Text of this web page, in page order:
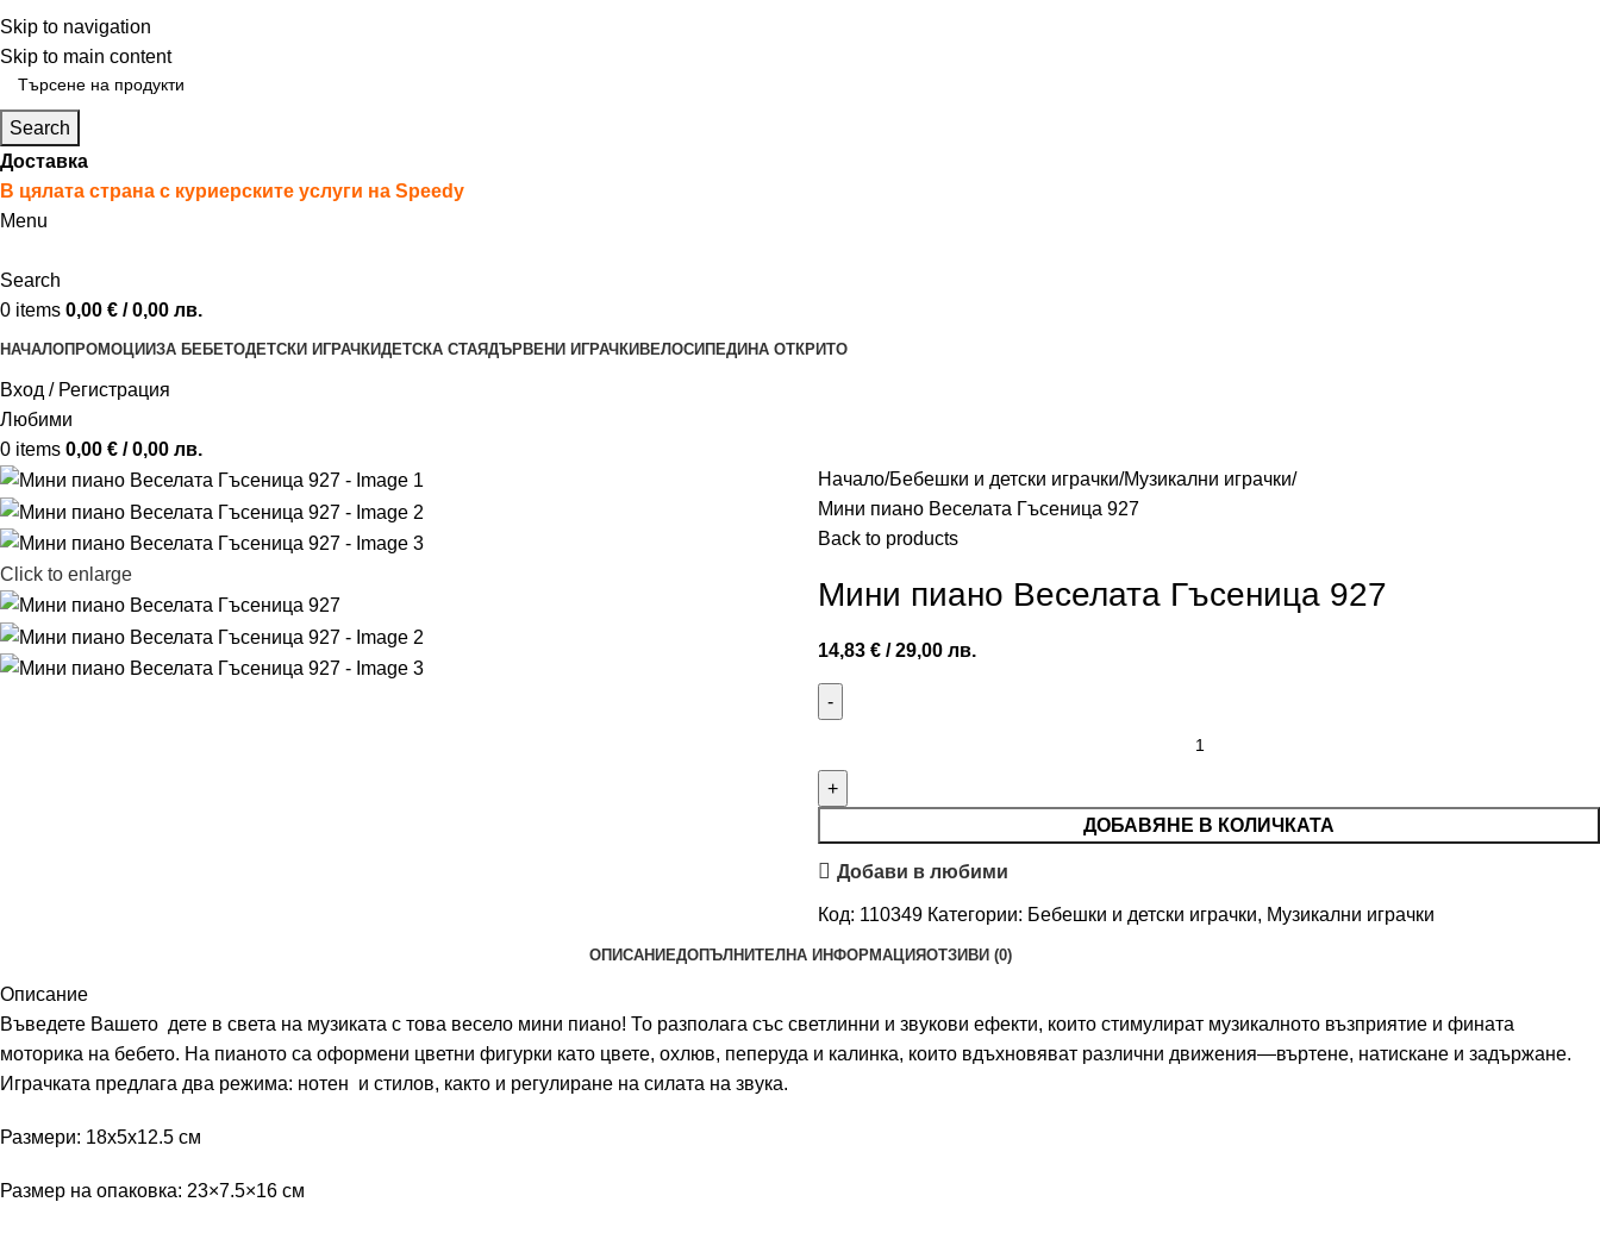
Skip to navigation
Skip to main content
ADD ANYTHING HERE OR JUST REMOVE IT…
Search
Доставка
В цялата страна с куриерските услуги на Speedy
Menu
Search
0 items 0,00 € / 0,00 лв.
НАЧАЛОПРОМОЦИИЗА БЕБЕТОДЕТСКИ ИГРАЧКИДЕТСКА СТАЯДЪРВЕНИ ИГРАЧКИ ВЕЛОСИПЕДИ НА ОТКРИТО
Вход / Регистрация
Любими
0 items 0,00 € / 0,00 лв.
Click to enlarge
Начало Бебешки и детски играчки Музикални играчки
Мини пиано Веселата Гъсеница 927
Back to products
Мини пиано Веселата Гъсеница 927
14,83 € / 29,00 лв.
ДОБАВЯНЕ В КОЛИЧКАТА
Добави в любими
Код: 110349 Категории: Бебешки и детски играчки, Музикални играчки
ОПИСАНИЕДОПЪЛНИТЕЛНА ИНФОРМАЦИЯОТЗИВИ (0)
Описание
Въведете Вашето дете в света на музиката с това весело мини пиано! То разполага със светлинни и звукови ефекти, които стимулират музикалното възприятие и фината
моторика на бебето. На пианото са оформени цветни фигурки като цвете, охлюв, пеперуда и калинка, които вдъхновяват различни движения—въртене, натискане и задържане.
Играчката предлага два режима: нотен и стилов, както и регулиране на силата на звука.
Размери: 18x5x12.5 см
Размер на опаковка: 23×7.5×16 см